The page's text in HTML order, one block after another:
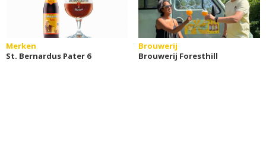
Merken
St. Bernardus Pater 6
Brouwerij
Brouwerij Foresthill